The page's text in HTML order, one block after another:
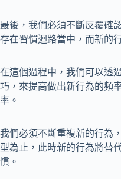
最後，我們必須不斷反覆確
存在習慣迴路當中，而新的
在這個過程中，我們可以透
巧，來提高做出新行為的頻
率。
我們必須不斷重複新的行為
型為止，此時新的行為將替
慣。